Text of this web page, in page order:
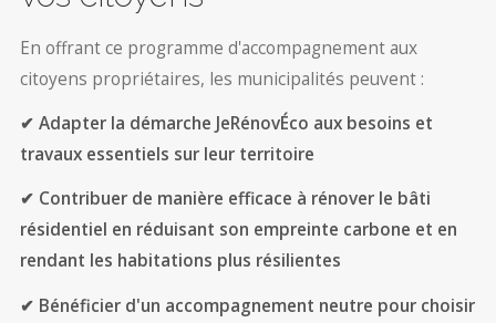
En offrant ce programme d'accompagnement aux
citoyens propriétaires, les municipalités peuvent :
✔ Adapter la démarche JeRénovÉco aux besoins et
travaux essentiels sur leur territoire
✔ Contribuer de manière efficace à rénover le bâti
résidentiel en réduisant son empreinte carbone et en
rendant les habitations plus résilientes
✔ Bénéficier d'un accompagnement neutre pour choisir